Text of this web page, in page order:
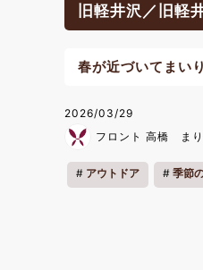
旧軽井沢／旧軽
春が近づいてまい
2026/03/29
フロント 高橋 ま
アウトドア 季節